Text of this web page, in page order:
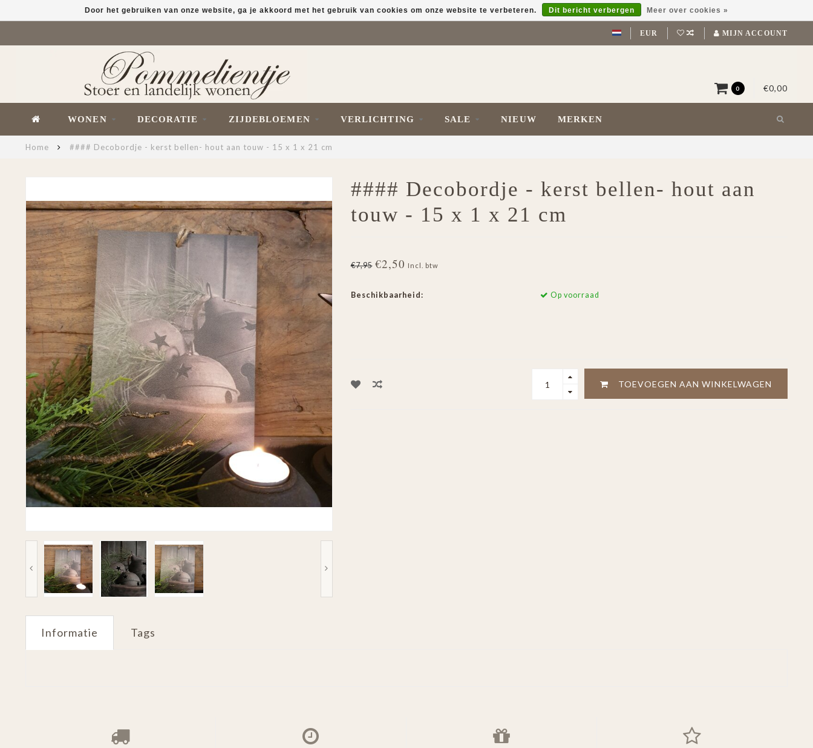
EUR MIJN ACCOUNT
0 €0,00
WONEN DECORATIE ZIJDEBLOEMEN VERLICHTING SALE NIEUW MERKEN
Home #### Decobordje - kerst bellen- hout aan touw - 15 x 1 x 21 cm
#### Decobordje - kerst bellen- hout aan
touw - 15 x 1 x 21 cm
€7,95 €2,50 Incl. btw
Beschikbaarheid: Op voorraad
TOEVOEGEN AAN WINKELWAGEN
Informatie Tags
Door het gebruiken van onze website, ga je akkoord met het gebruik van cookies om onze website te verbeteren. Dit bericht verbergen Meer over cookies »